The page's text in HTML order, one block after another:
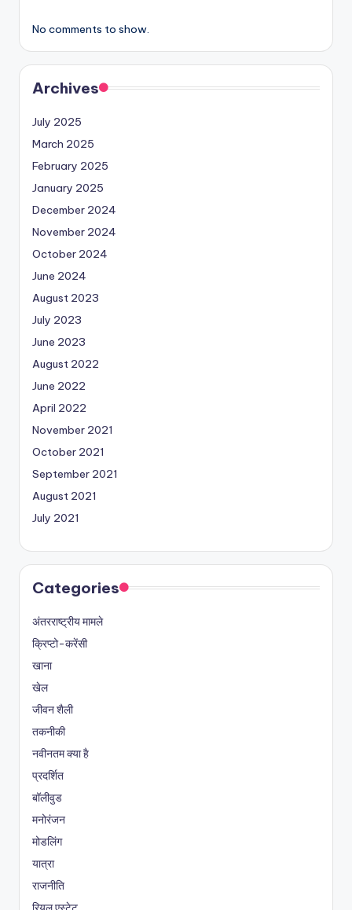
No comments to show.
Archives
July 2025
March 2025
February 2025
January 2025
December 2024
November 2024
October 2024
June 2024
August 2023
July 2023
June 2023
August 2022
June 2022
April 2022
November 2021
October 2021
September 2021
August 2021
July 2021
Categories
अंतरराष्ट्रीय मामले
क्रिप्टो-करेंसी
खाना
खेल
जीवन शैली
तकनीकी
नवीनतम क्या है
प्रदर्शित
बॉलीवुड
मनोरंजन
मोडलिंग
यात्रा
राजनीति